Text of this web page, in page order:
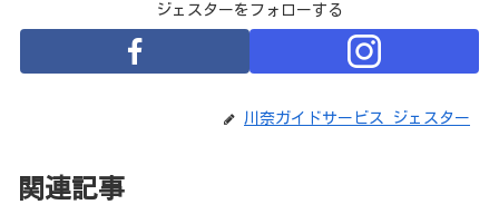
ジェスターをフォローする
川奈ガイドサービス ジェスター
関連記事